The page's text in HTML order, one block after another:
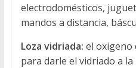
electrodomésticos,
mandos a distancia,
Loza vidriada: el oxigeno
para darle el vidriado a la